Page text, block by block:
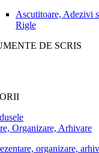
Ascutitoare, Adezivi
Rigle
DE SCRIS
Organizare, Arhivare
organizare,